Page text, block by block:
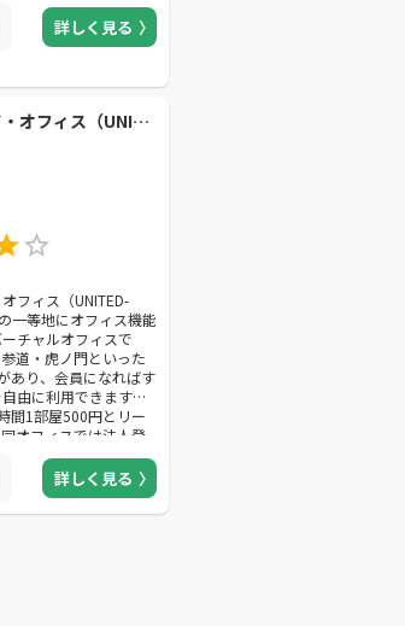
詳しく見る
ユナイテッド・オフィス（UNITED-Office）
フィス（UNITED-
一等地にオフィス機能
チャルオフィスで
道・虎ノ門といった
あり、会員になればす
由に利用できます。
間1部屋500円とリー
オフィスでは法人登
送サービスが月額3,150
す。もしクライアント
ってきたら、転送する
同オフィスは、自社
詳しく見る